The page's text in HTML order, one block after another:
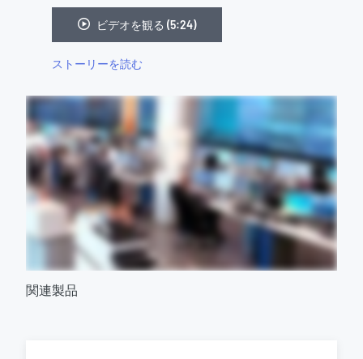
ビデオを観る (5:24)
ストーリーを読む
関連製品